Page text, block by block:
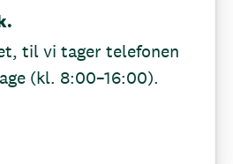
til vi tager telefonen
(kl. 8:00–16:00).